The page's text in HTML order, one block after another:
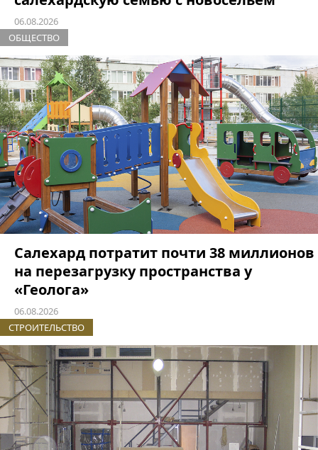
06.08.2026
ОБЩЕСТВО
Салехард потратит почти 38 миллионов
на перезагрузку пространства у
«Геолога»
06.08.2026
СТРОИТЕЛЬСТВО